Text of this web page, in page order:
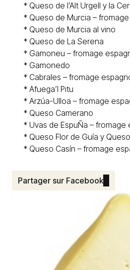
* Queso de l’Alt Urgell y la
* Queso de Murcia –
* Queso de Murcia al vino
* Queso de La Serena
* Gamoneu – fromage
* Gamonedo
* Cabrales – fromage
* Afuega’l Pitu
* Arzúa-Ulloa – fromage
* Queso Camerano
* Uvas de EspuÑa – fromage
* Queso Flor de Guía y
* Queso Casín – fromage
Partager sur Facebook